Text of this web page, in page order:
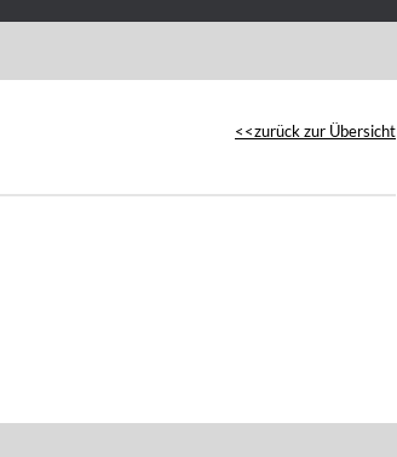
zurück zur Übersicht